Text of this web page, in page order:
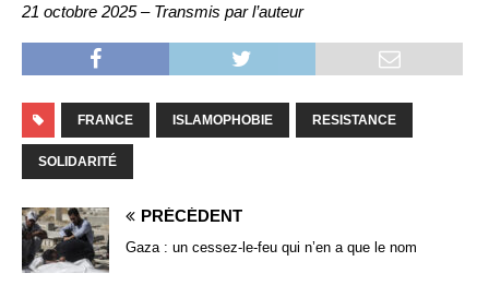
21 octobre 2025 – Transmis par l’auteur
FRANCE ISLAMOPHOBIE RESISTANCE
SOLIDARITÉ
PRÉCÉDENT
Gaza : un cessez-le-feu qui n’en a que le nom